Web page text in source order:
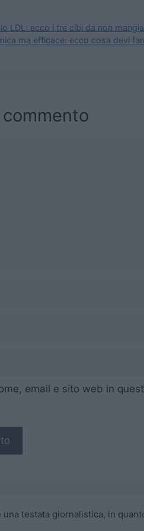
LDL: ecco i tre cibi da non
ma efficace: ecco cosa devi
email e sito web in
una testata giornalistica, in